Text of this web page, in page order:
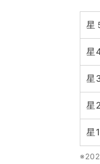
星
星
星
星
星